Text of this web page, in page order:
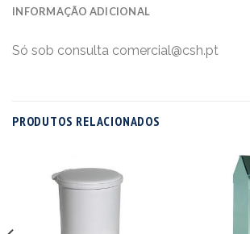
INFORMAÇÃO ADICIONAL
Só sob consulta comercial@csh.pt
PRODUTOS RELACIONADOS